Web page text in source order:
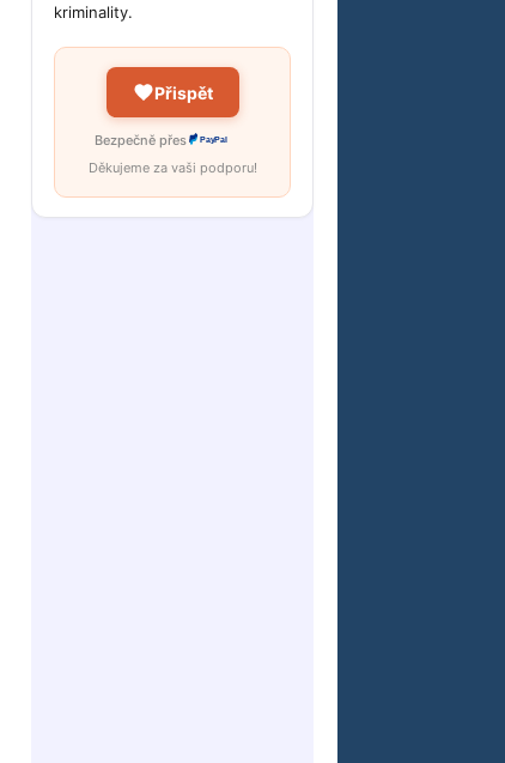
kriminality.
Přispět
Bezpečně přes PayPal
Děkujeme za vaši podporu!